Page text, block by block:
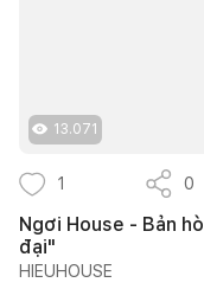
13.071
1 0
Ngơi House - Bản
đại"
HIEUHOUSE